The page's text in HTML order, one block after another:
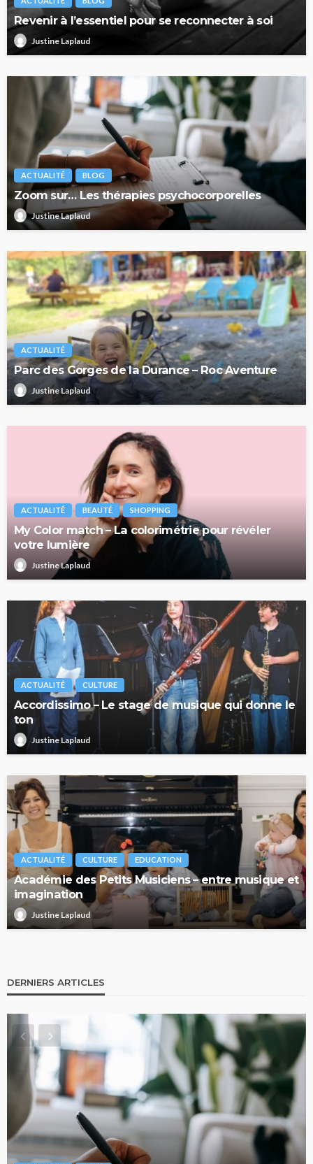
Revenir à l’essentiel pour se reconnecter à soi
Justine Laplaud
ACTUALITÉ BLOG
Zoom sur… Les thérapies psychocorporelles
Justine Laplaud
ACTUALITÉ
Parc des Gorges de la Durance – Roc Aventure
Justine Laplaud
ACTUALITÉ BEAUTÉ SHOPPING
My Color match – La colorimétrie pour révéler
votre lumière
Justine Laplaud
ACTUALITÉ CULTURE
Accordissimo – Le stage de musique qui donne le
ton
Justine Laplaud
ACTUALITÉ CULTURE EDUCATION
Académie des Petits Musiciens – entre musique et
imagination
Justine Laplaud
DERNIERS ARTICLES